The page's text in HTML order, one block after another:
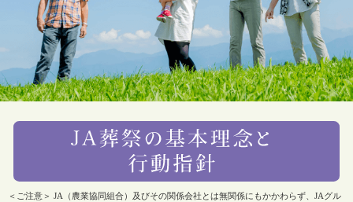
＜ご注意＞ JA（農業協同組合）及びその関係会社とは無関係にもかかわらず、JAグル